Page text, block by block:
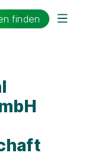
finden